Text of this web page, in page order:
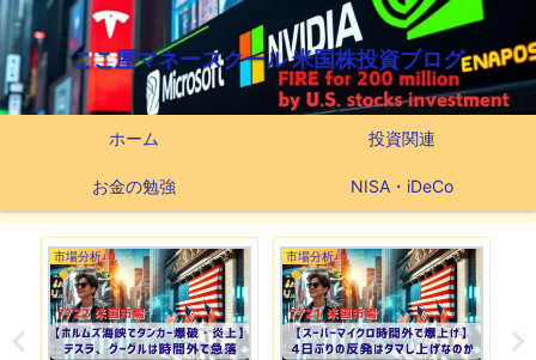
ここ屋マネースクール 米国株投資ブログ
ホーム 投資関連
お金の勉強 NISA・iDeCo
市場分析 市場分析